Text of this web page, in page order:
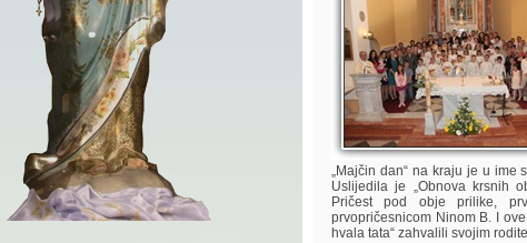
„Majčin dan“ na kraju je u ime
Uslijedila je „Obnova krsnih
Pričest pod obje prilike,
prvopričesnicom Ninom B. I
hvala tata“ zahvalili svojim